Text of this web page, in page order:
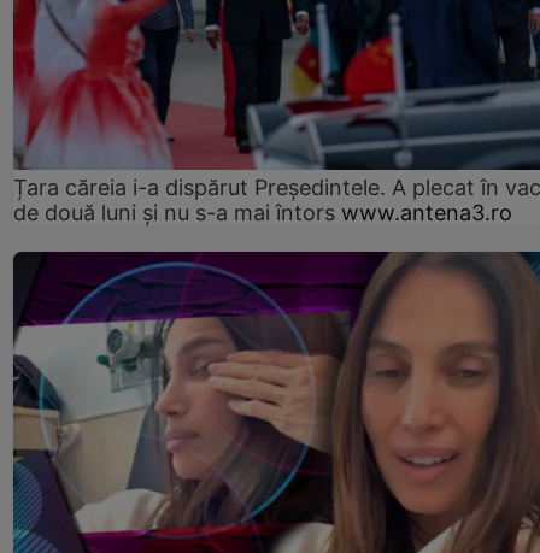
Țara căreia i-a dispărut Președintele. A plecat în
de două luni și nu s-a mai întors www.antena3.ro